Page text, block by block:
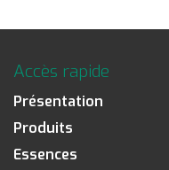
Accès rapide
Présentation
Produits
Essences